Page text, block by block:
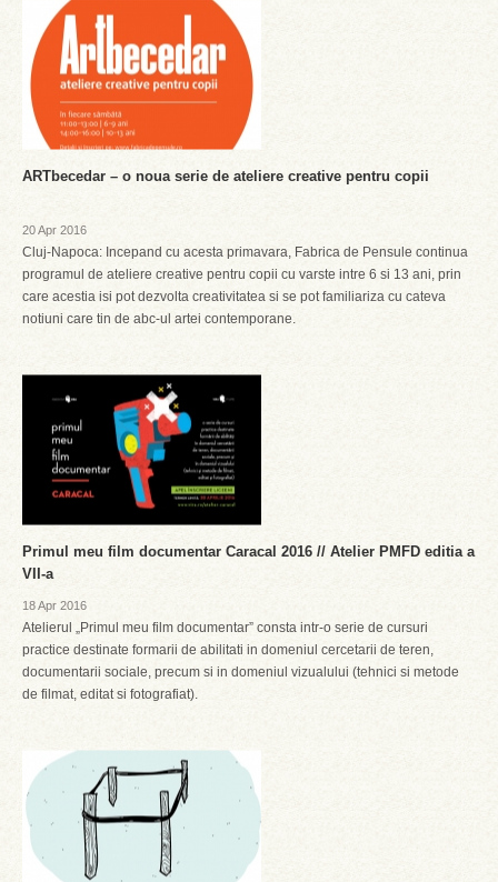
ARTbecedar – o noua serie de ateliere creative pentru copii
20 Apr 2016
Cluj-Napoca: Incepand cu acesta primavara, Fabrica de Pensule continua
programul de ateliere creative pentru copii cu varste intre 6 si 13 ani, prin
care acestia isi pot dezvolta creativitatea si se pot familiariza cu cateva
notiuni care tin de abc-ul artei contemporane.
Primul meu film documentar Caracal 2016 // Atelier PMFD editia a
VII-a
18 Apr 2016
Atelierul „Primul meu film documentar” consta intr-o serie de cursuri
practice destinate formarii de abilitati in domeniul cercetarii de teren,
documentarii sociale, precum si in domeniul vizualului (tehnici si metode
de filmat, editat si fotografiat).